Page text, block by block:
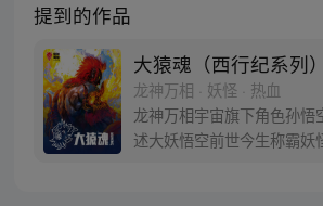
提到的作品
大猿魂（西行纪系列）
龙神万相 · 妖怪 · 热血
龙神万相宇宙旗下角色孙悟
述大妖悟空前世今生称霸妖